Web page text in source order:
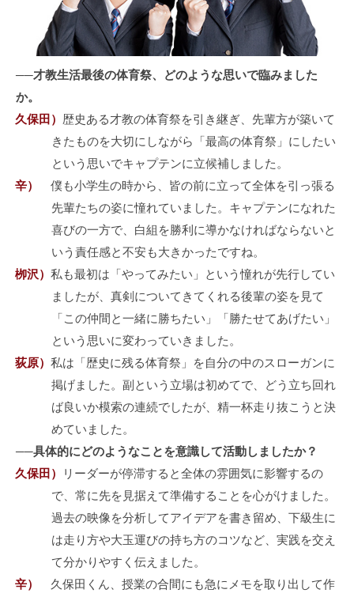
──才教生活最後の体育祭、どのような思いで臨みました
か。
久保田） 歴史ある才教の体育祭を引き継ぎ、先輩方が築いて
きたものを大切にしながら「最高の体育祭」にしたい
という思いでキャプテンに立候補しました。
辛） 僕も小学生の時から、皆の前に立って全体を引っ張る
先輩たちの姿に憧れていました。キャプテンになれた
喜びの一方で、白組を勝利に導かなければならないと
いう責任感と不安も大きかったですね。
栁沢） 私も最初は「やってみたい」という憧れが先行してい
ましたが、真剣についてきてくれる後輩の姿を見て
「この仲間と一緒に勝ちたい」「勝たせてあげたい」
という思いに変わっていきました。
荻原） 私は「歴史に残る体育祭」を自分の中のスローガンに
掲げました。副という立場は初めてで、どう立ち回れ
ば良いか模索の連続でしたが、精一杯走り抜こうと決
めていました。
──具体的にどのようなことを意識して活動しましたか？
久保田）
リーダーが停滞すると全体の雰囲気に影響するの
で、常に先を見据えて準備することを心がけました。
過去の映像を分析してアイデアを書き留め、下級生に
は走り方や大玉運びの持ち方のコツなど、実践を交え
て分かりやすく伝えました。
辛） 久保田くん、授業の合間にも急にメモを取り出して作